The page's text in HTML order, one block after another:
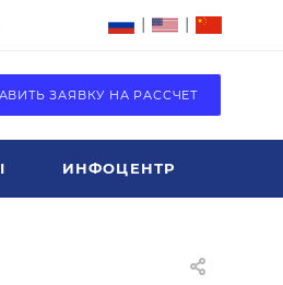
| |
ЗАЯВКУ НА РАССЧЕТ
ИНФОЦЕНТР